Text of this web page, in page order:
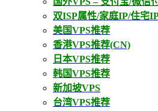
双ISP属性/家庭IP/住宅
美国VPS推荐
香港VPS推荐(CN)
日本VPS推荐
韩国VPS推荐
新加坡VPS
台湾VPS推荐